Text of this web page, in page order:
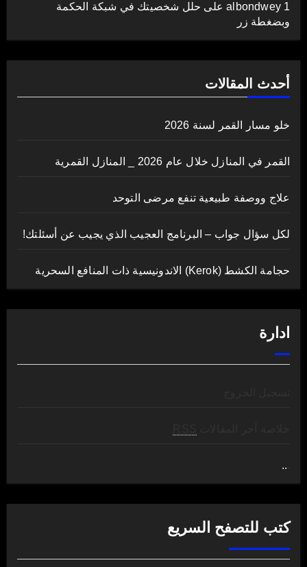
albondwey 1على حلل شخصيتك في شبكة الحكمة
وبضغطة زر
أحدث المقالات
خلو مسار القمر لسنة 2026
القمر في المنازل خلال عام 2026 _ المنازل القمرية
علاج ووصفة طبيعية تنفع مرضى التوحد
لكل سؤال جواب – البرنامج العجيب الذي يجيب عن أسئلتك!
حجامة الكشط (Kerok) الاندونيسية ذات المنافع السحرية
ادارة
..
كتب للتصفح السريع